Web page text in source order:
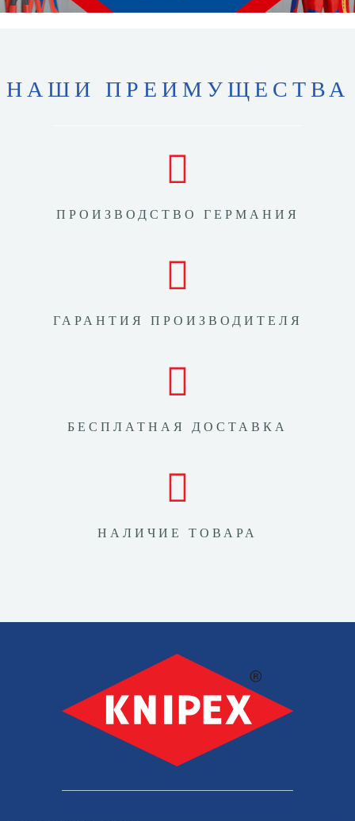
НАШИ ПРЕИМУЩЕСТВА
ПРОИЗВОДСТВО ГЕРМАНИЯ
ГАРАНТИЯ ПРОИЗВОДИТЕЛЯ
БЕСПЛАТНАЯ ДОСТАВКА
НАЛИЧИЕ ТОВАРА